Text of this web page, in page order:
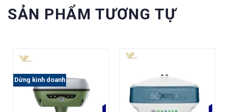
SẢN PHẨM TƯƠNG TỰ
Dừng kinh doanh